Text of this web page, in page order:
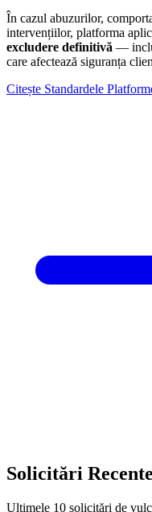
În cazul abuzurilor,
intervențiilor, platforma
excludere definitivă —
care afectează siguranța
Citește Standardele
Solicitări
Ultimele 10 solicitări de